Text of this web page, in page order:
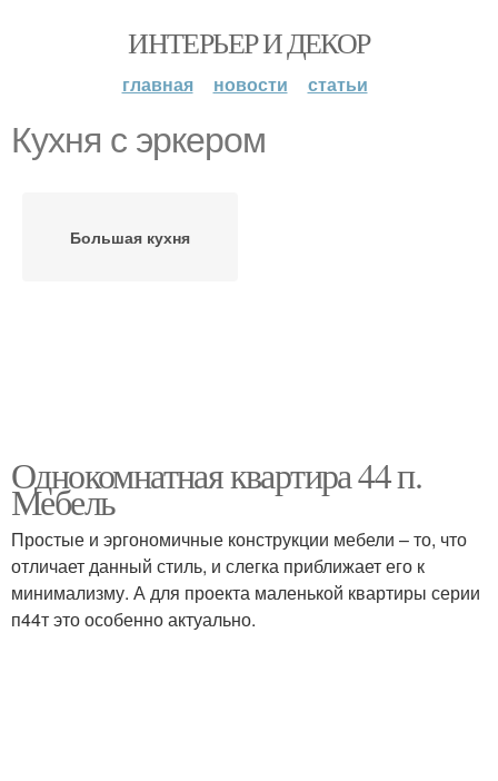
ИНТЕРЬЕР И ДЕКОР
главная новости статьи
Кухня с эркером
Большая кухня
Однокомнатная квартира 44 п.
Мебель
Простые и эргономичные конструкции мебели – то, что
отличает данный стиль, и слегка приближает его к
минимализму. А для проекта маленькой квартиры серии
п44т это особенно актуально.